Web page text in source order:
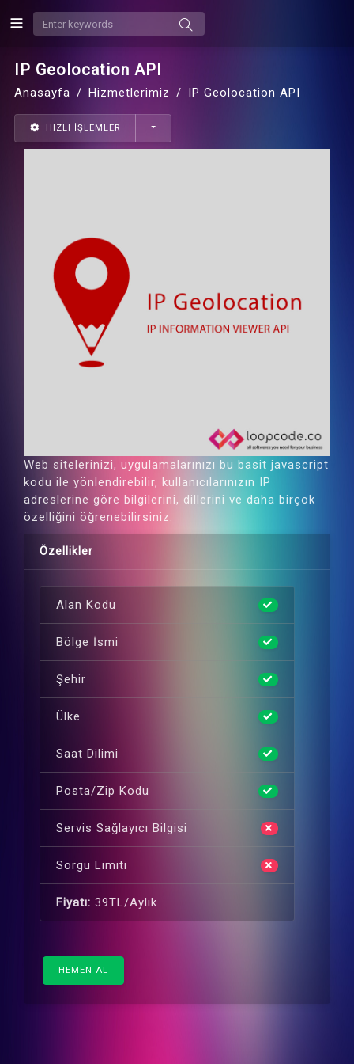
IP Geolocation API
Anasayfa Hizmetlerimiz IP Geolocation API
HIZLI İŞLEMLER
Web sitelerinizi, uygulamalarınızı bu basit javascript
kodu ile yönlendirebilir, kullanıcılarınızın IP
adreslerine göre bilgilerini, dillerini ve daha birçok
özelliğini öğrenebilirsiniz.
Özellikler
Alan Kodu
Bölge İsmi
Şehir
Ülke
Saat Dilimi
Posta/Zip Kodu
Servis Sağlayıcı Bilgisi
Sorgu Limiti
Fiyatı: 39TL/Aylık
HEMEN AL